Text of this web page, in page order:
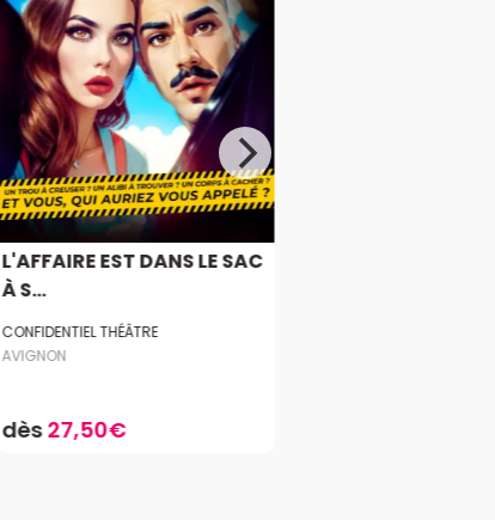
L'AFFAIRE EST DANS LE SAC
À S...
CONFIDENTIEL THÉÂTRE
AVIGNON
dès27,50€